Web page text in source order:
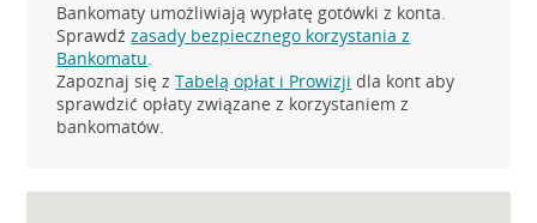
Bankomaty umożliwiają wypłatę gotówki z konta.
Sprawdźzasady bezpiecznego korzystania z
Bankomatu.
Zapoznaj się zTabelą opłat i Prowizji dla kont aby
sprawdzić opłaty związane z korzystaniem z
bankomatów.